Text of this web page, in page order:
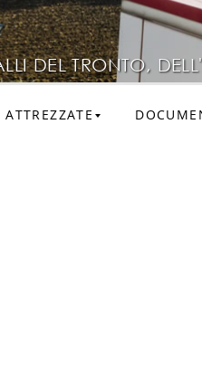
DEL TRONTO,
ATTREZZATE